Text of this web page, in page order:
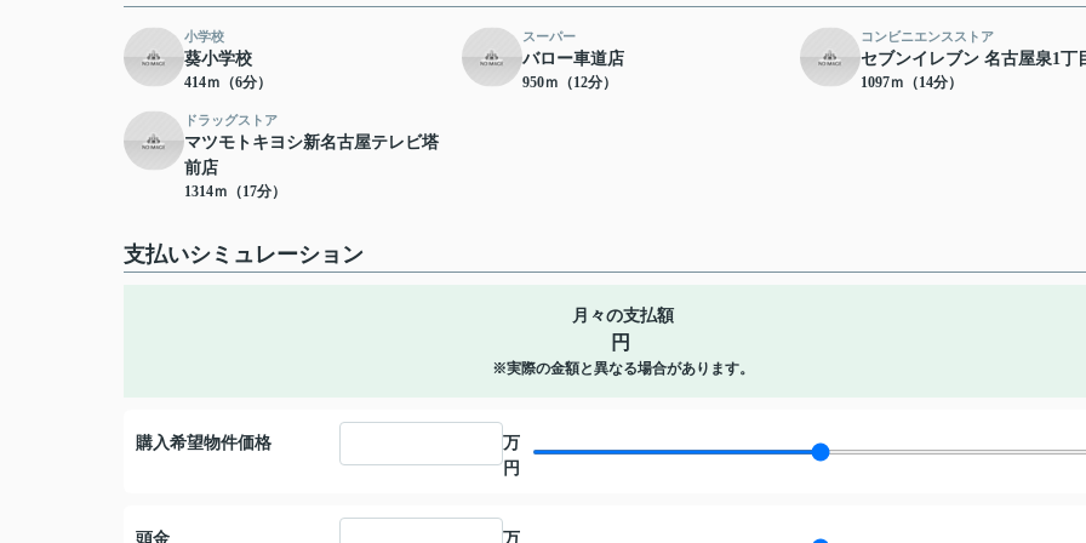
小学校
葵小学校
414ｍ（6分）
スーパー
バロー車道店
950ｍ（12分）
コンビニエンスストア
セブンイレブン 名古屋泉1丁
1097ｍ（14分）
ドラッグストア
マツモトキヨシ新名古屋テレビ塔
前店
1314ｍ（17分）
支払いシミュレーション
月々の支払額
円
※実際の金額と異なる場合があります。
購入希望物件価格
万
円
頭金 万